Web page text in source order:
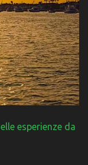
esperienze da